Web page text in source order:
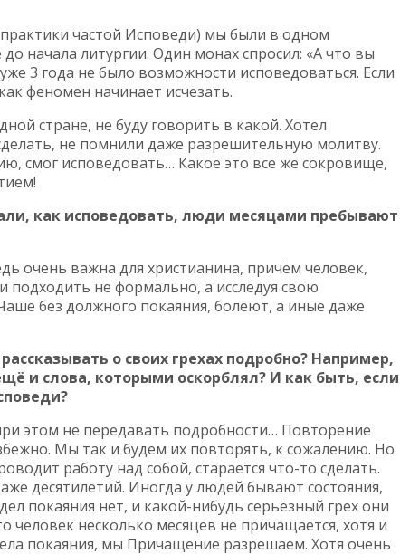
частой Исповеди) мы были в одном
начала литургии. Один монах спросил: «А что вы
3 года не было возможности исповедоваться. Если
феномен начинает исчезать.
стране, не буду говорить в какой. Хотел
не помнили даже разрешительную молитву.
смог исповедовать… Какое это всё же сокровище,
как исповедовать, люди месяцами пребывают
очень важна для христианина, причём человек,
не формально, а исследуя свою
без должного покаяния, болеют, а иные даже
о своих грехах подробно? Например,
и слова, которыми оскорблял? И как быть, если
этом не передавать подробности… Повторение
Мы так и будем их повторять, к сожалению. Но
работу над собой, старается что-то сделать.
десятилетий. Иногда у людей бывают состояния,
покаяния нет, и какой-нибудь серьёзный грех они
человек несколько месяцев не причащается, хотя и
покаяния, мы Причащение разрешаем. Хотя очень